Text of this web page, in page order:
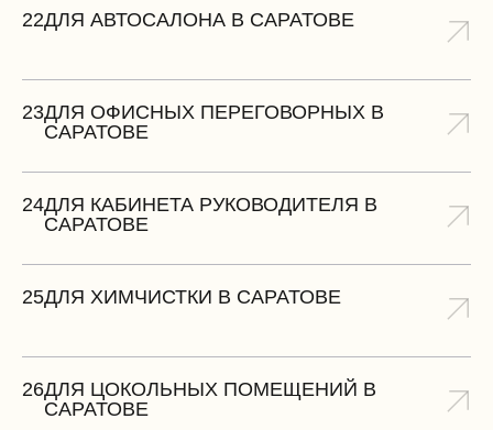
22ДЛЯ АВТОСАЛОНА В САРАТОВЕ
23ДЛЯ ОФИСНЫХ ПЕРЕГОВОРНЫХ В
САРАТОВЕ
24ДЛЯ КАБИНЕТА РУКОВОДИТЕЛЯ В
САРАТОВЕ
25ДЛЯ ХИМЧИСТКИ В САРАТОВЕ
26ДЛЯ ЦОКОЛЬНЫХ ПОМЕЩЕНИЙ В
САРАТОВЕ